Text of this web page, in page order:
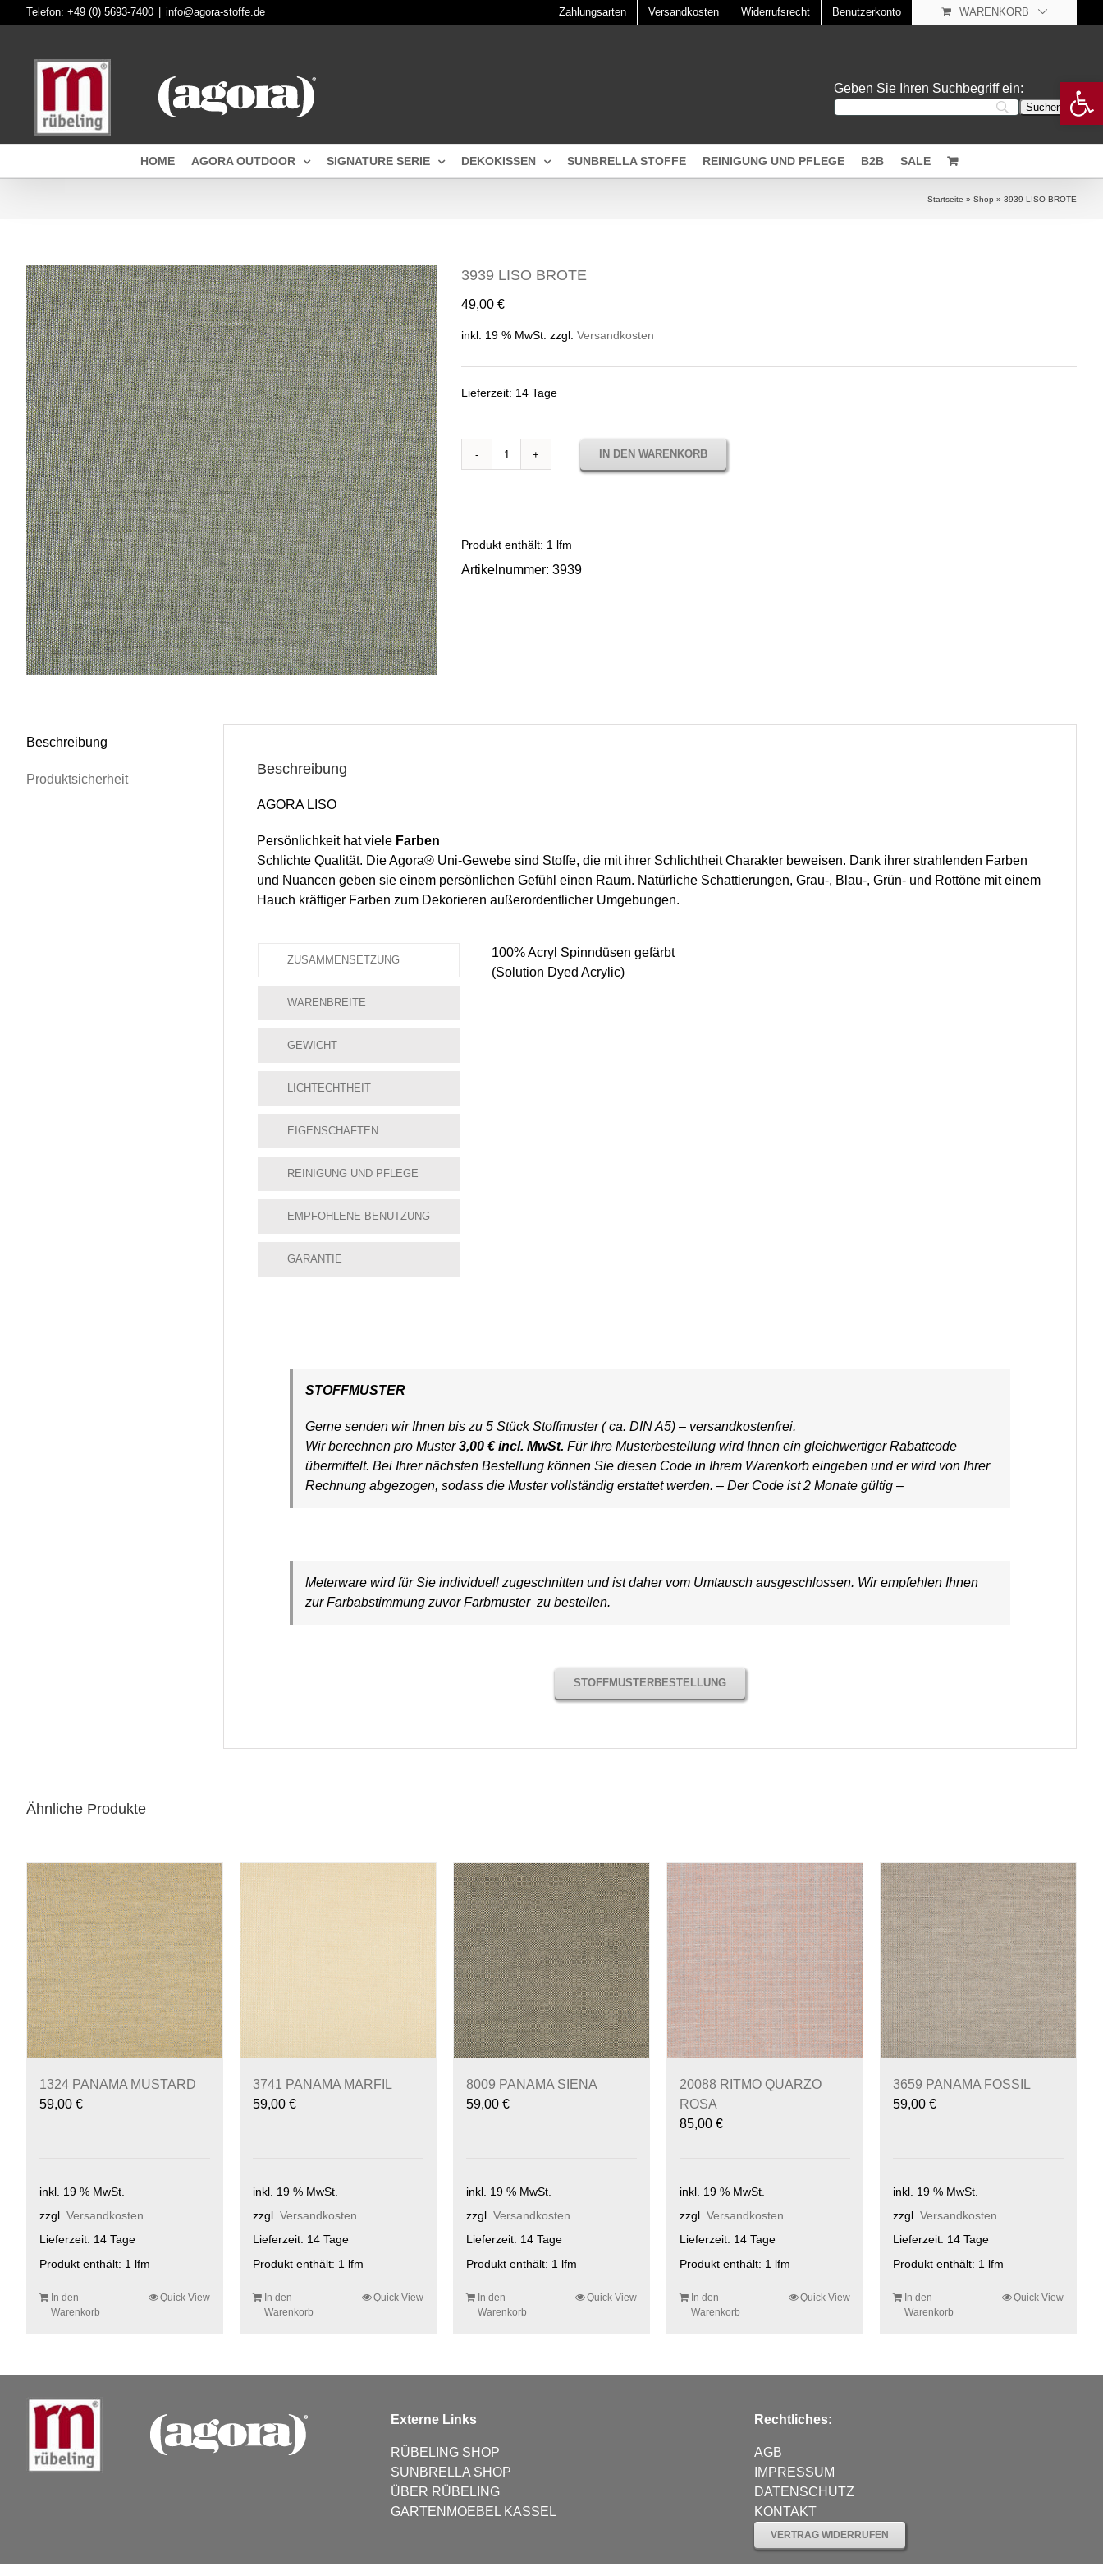
to
Telefon: +49 (0) 5693-7400 info@agora-stoffe.de Zahlungsarten Versandkosten Widerrufsrecht Benutzerkonto WARENKORB
Geben Sie Ihren Suchbegriff ein:
HOME AGORA OUTDOOR SIGNATURE SERIE DEKOKISSEN SUNBRELLA STOFFE REINIGUNG UND PFLEGE B2B SALE
Startseite » Shop » 3939 LISO BROTE
3939 LISO BROTE
49,00 €
inkl. 19 % MwSt. zzgl. Versandkosten
Lieferzeit: 14 Tage
3939
IN DEN WARENKORB
Produkt enthält: 1 lfm
Artikelnummer: 3939
Beschreibung
Produktsicherheit
Beschreibung
AGORA LISO
Persönlichkeit hat viele Farben
Schlichte Qualität. Die Agora® Uni-Gewebe sind Stoffe, die mit ihrer Schlichtheit Charakter beweisen. Dank ihrer strahlenden Farben
und Nuancen geben sie einem persönlichen Gefühl einen Raum. Natürliche Schattierungen, Grau-, Blau-, Grün- und Rottöne mit einem
Hauch kräftiger Farben zum Dekorieren außerordentlicher Umgebungen.
ZUSAMMENSETZUNG
WARENBREITE
GEWICHT
LICHTECHTHEIT
EIGENSCHAFTEN
REINIGUNG UND PFLEGE
EMPFOHLENE BENUTZUNG
GARANTIE
100% Acryl Spinndüsen gefärbt
(Solution Dyed Acrylic)
STOFFMUSTER
Gerne senden wir Ihnen bis zu 5 Stück Stoffmuster ( ca. DIN A5) – versandkostenfrei.
Wir berechnen pro Muster3,00 € incl. MwSt. Für Ihre Musterbestellung wird Ihnen ein gleichwertiger Rabattcode
übermittelt. Bei Ihrer nächsten Bestellung können Sie diesen Code in Ihrem Warenkorb eingeben und er wird von Ihrer
Rechnung abgezogen, sodass die Muster vollständig erstattet werden. – Der Code ist 2 Monate gültig –
Meterware wird für Sie individuell zugeschnitten und ist daher vom Umtausch ausgeschlossen. Wir empfehlen Ihnen
zur Farbabstimmung zuvor Farbmuster zu bestellen.
STOFFMUSTERBESTELLUNG
Ähnliche Produkte
1324 PANAMA MUSTARD
59,00 €
inkl. 19 % MwSt.
zzgl. Versandkosten
Lieferzeit: 14 Tage
Produkt enthält: 1 lfm
In den
Warenkorb
Quick View
3741 PANAMA MARFIL
59,00 €
inkl. 19 % MwSt.
zzgl. Versandkosten
Lieferzeit: 14 Tage
Produkt enthält: 1 lfm
In den
Warenkorb
Quick View
8009 PANAMA SIENA
59,00 €
inkl. 19 % MwSt.
zzgl. Versandkosten
Lieferzeit: 14 Tage
Produkt enthält: 1 lfm
In den
Warenkorb
Quick View
20088 RITMO QUARZO
ROSA
85,00 €
inkl. 19 % MwSt.
zzgl. Versandkosten
Lieferzeit: 14 Tage
Produkt enthält: 1 lfm
In den
Warenkorb
Quick View
3659 PANAMA FOSSIL
59,00 €
inkl. 19 % MwSt.
zzgl. Versandkosten
Lieferzeit: 14 Tage
Produkt enthält: 1 lfm
In den
Warenkorb
Quick View
Externe Links
RÜBELING SHOP
SUNBRELLA SHOP
ÜBER RÜBELING
GARTENMOEBEL KASSEL
Rechtliches:
AGB
IMPRESSUM
DATENSCHUTZ
KONTAKT
VERTRAG WIDERRUFEN